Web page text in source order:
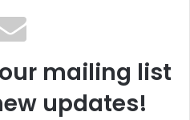
કરવા ઈચ્છતા
પાર્ટનર મીટનું
mailing list
updates!